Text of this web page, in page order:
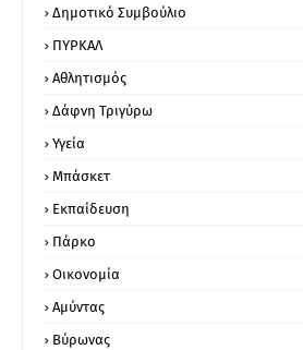
Δημοτικό Συμβούλιο
ΠΥΡΚΑΛ
Αθλητισμός
Δάφνη Τριγύρω
Υγεία
Μπάσκετ
Εκπαίδευση
Πάρκο
Οικονομία
Αμύντας
Βύρωνας